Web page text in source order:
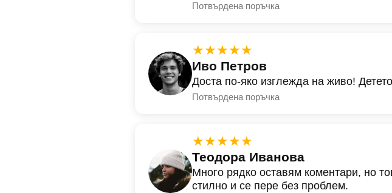
Потвърдена поръчка
★★★★★
Иво Петров
Доста по-яко изглежда на живо!
Потвърдена поръчка
★★★★★
Теодора Иванова
Много рядко оставям коментари, но
стилно и се пере без проблем.